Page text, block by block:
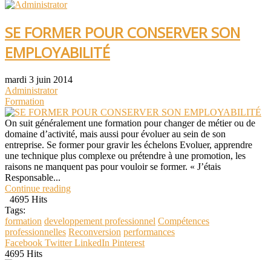
SE FORMER POUR CONSERVER SON
EMPLOYABILITÉ
mardi 3 juin 2014
Administrator
Formation
On suit généralement une formation pour changer de métier ou de
domaine d’activité, mais aussi pour évoluer au sein de son
entreprise. Se former pour gravir les échelons Evoluer, apprendre
une technique plus complexe ou prétendre à une promotion, les
raisons ne manquent pas pour vouloir se former. « J’étais
Responsable...
Continue reading
4695 Hits
Tags:
formation developpement professionnel Compétences
professionnelles Reconversion performances
Facebook Twitter LinkedIn Pinterest
4695 Hits